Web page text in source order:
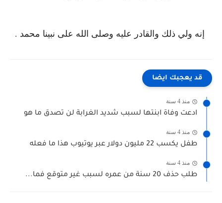
إنه ولي ذلك والقادر عليه وصلى الله على نبينا محمد .
قد يعجبك ايضا
منذ 4 سنة
ادعت وفاة ابنتها لسبب شديد الغرابة لن تصدق ما هو
منذ 4 سنة
طفل يكسب 22 مليون دولار عبر يوتيوب هذا ما فعله
منذ 4 سنة
طلب حذف 20 سنة من عمره لسبب غير متوقع فما...